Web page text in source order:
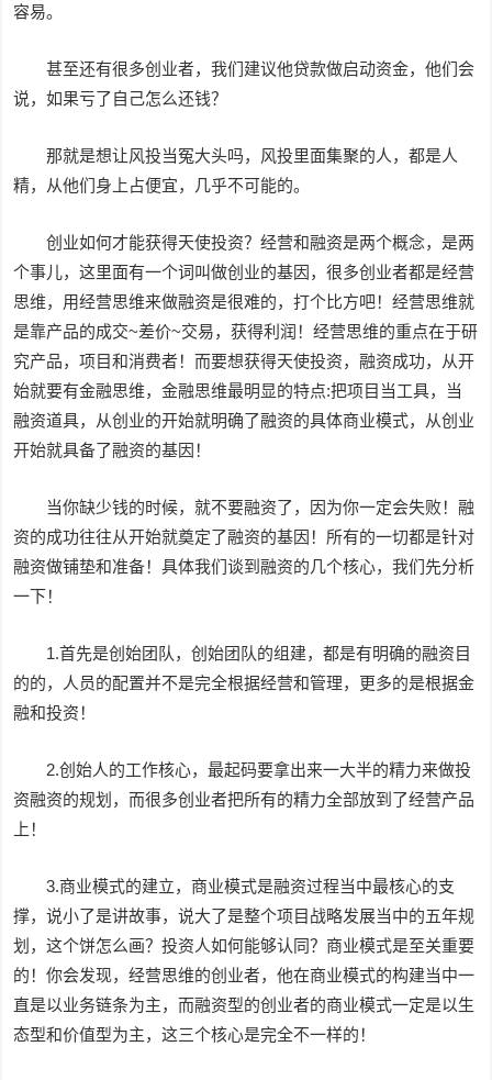
容易。
甚至还有很多创业者，我们建议他贷款做启动资金，他们会
说，如果亏了自己怎么还钱？
那就是想让风投当冤大头吗，风投里面集聚的人，都是人
精，从他们身上占便宜，几乎不可能的。
创业如何才能获得天使投资？经营和融资是两个概念，是两
个事儿，这里面有一个词叫做创业的基因，很多创业者都是经营
思维，用经营思维来做融资是很难的，打个比方吧！经营思维就
是靠产品的成交~差价~交易，获得利润！经营思维的重点在于研
究产品，项目和消费者！而要想获得天使投资，融资成功，从开
始就要有金融思维，金融思维最明显的特点:把项目当工具，当
融资道具，从创业的开始就明确了融资的具体商业模式，从创业
开始就具备了融资的基因！
当你缺少钱的时候，就不要融资了，因为你一定会失败！融
资的成功往往从开始就奠定了融资的基因！所有的一切都是针对
融资做铺垫和准备！具体我们谈到融资的几个核心，我们先分析
一下！
1.首先是创始团队，创始团队的组建，都是有明确的融资目
的的，人员的配置并不是完全根据经营和管理，更多的是根据金
融和投资！
2.创始人的工作核心，最起码要拿出来一大半的精力来做投
资融资的规划，而很多创业者把所有的精力全部放到了经营产品
上！
3.商业模式的建立，商业模式是融资过程当中最核心的支
撑，说小了是讲故事，说大了是整个项目战略发展当中的五年规
划，这个饼怎么画？投资人如何能够认同？商业模式是至关重要
的！你会发现，经营思维的创业者，他在商业模式的构建当中一
直是以业务链条为主，而融资型的创业者的商业模式一定是以生
态型和价值型为主，这三个核心是完全不一样的！